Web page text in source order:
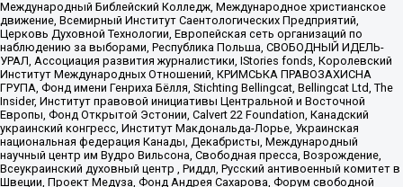
Международный Библейский Колледж, Международное христианское
движение, Всемирный Институт Саентологических Предприятий,
Церковь Духовной Технологии, Европейская сеть организаций по
наблюдению за выборами, Республика Польша, СВОБОДНЫЙ ИДЕЛЬ-
УРАЛ, Ассоциация развития журналистики, IStories fonds, Королевский
Институт Международных Отношений, КРИМСЬКА ПРАВОЗАХИСНА
ГРУПА, Фонд имени Генриха Бёлля, Stichting Bellingcat, Bellingcat Ltd, The
Insider, Институт правовой инициативы Центральной и Восточной
Европы, Фонд Открытой Эстонии, Calvert 22 Foundation, Канадский
украинский конгресс, Институт Макдональда-Лорье, Украинская
национальная федерация Канады, Декабристы, Международный
научный центр им Вудро Вильсона, Свободная пресса, Возрождение,
Всеукраинский духовный центр , Риддл, Русский антивоенный комитет в
Швеции, Проект Медуза, Фонд Андрея Сахарова, Форум свободной